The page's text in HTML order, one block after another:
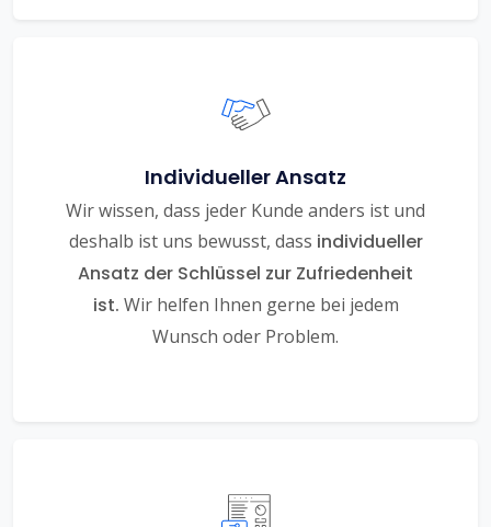
Individueller Ansatz
Wir wissen, dass jeder Kunde anders ist und
deshalb ist uns bewusst, dass individueller
Ansatz der Schlüssel zur Zufriedenheit
ist. Wir helfen Ihnen gerne bei jedem
Wunsch oder Problem.